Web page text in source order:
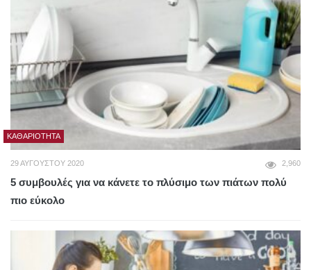
ΚΑΘΑΡΙΌΤΗΤΑ
29 ΑΥΓΟΎΣΤΟΥ 2020 2,960
5 συμβουλές για να κάνετε το πλύσιμο των πιάτων πολύ
πιο εύκολο